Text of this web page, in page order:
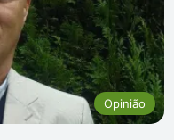
Opinião